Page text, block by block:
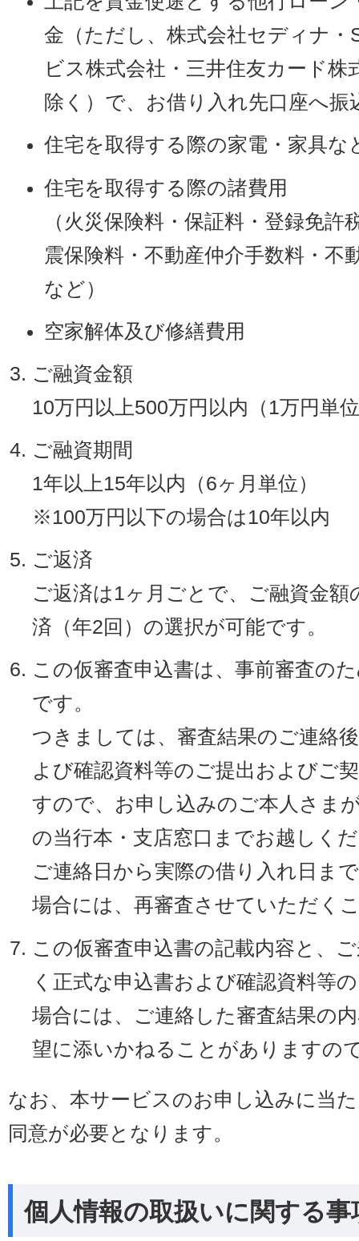
金（ただし、株式会社セディナ
ビス株式会社・三井住友カード
除く）で、お借り入れ先口座へ振
住宅を取得する際の家電・家具な
住宅を取得する際の諸費用
（火災保険料・保証料・登録免許
震保険料・不動産仲介手数料・不
など）
空家解体及び修繕費用
ご融資金額
10万円以上500万円以内（1万円単
ご融資期間
1年以上15年以内（6ヶ月単位）
※100万円以下の場合は10年以内
ご返済
ご返済は1ヶ月ごとで、ご融資金
済（年2回）の選択が可能です。
この仮審査申込書は、事前審査の
です。
つきましては、審査結果のご連絡
よび確認資料等のご提出およびご
すので、お申し込みのご本人さま
の当行本・支店窓口までお越しく
ご連絡日から実際の借り入れ日ま
場合には、再審査させていただく
この仮審査申込書の記載内容と、
く正式な申込書および確認資料等
場合には、ご連絡した審査結果の
望に添いかねることがありますの
なお、本サービスのお申し込みに当
同意が必要となります。
個人情報の取扱いに関する事